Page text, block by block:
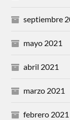
septiembre
mayo 2021
abril 2021
marzo 2021
febrero 2021